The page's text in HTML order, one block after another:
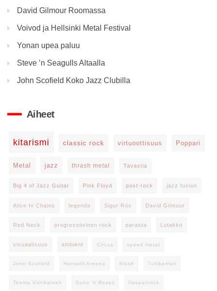
David Gilmour Roomassa
Voivod ja Hellsinki Metal Festival
Yonan upea paluu
Steve ’n Seagulls Altaalla
John Scofield Koko Jazz Clubilla
Aiheet
kitarismi classic rock virtuoottisuus Poppari
Metal jazz thrash metal Tavastia
Big 4 of Jazz Guitar Pink Floyd post-rock jazz fusion
Alice In Chains legenda Sigur Rós David Gilmour
Red Neck progressiivinen rock parasta Lutakko
visuaalisuus ambient Circus speed metal
John Scofield Hartwall Areena Slash Tullikamari
Teemu Viinikainen Guns 'n Roses Ilosaarirock